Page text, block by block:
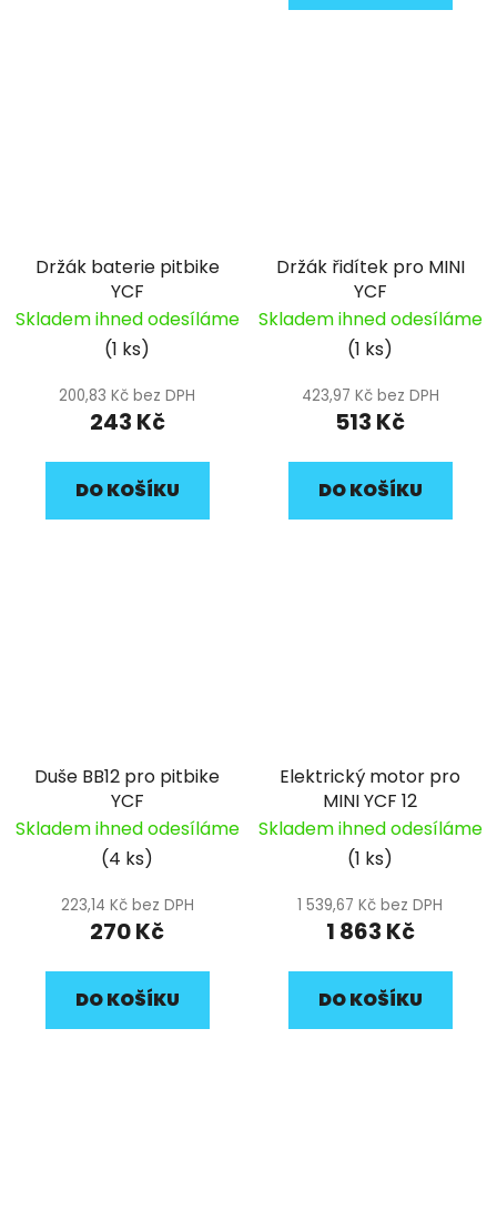
Držák baterie pitbike
YCF
Skladem ihned odesíláme
(1 ks)
200,83 Kč bez DPH
243 Kč
DO KOŠÍKU
Držák řidítek pro MINI
YCF
Skladem ihned odesíláme
(1 ks)
423,97 Kč bez DPH
513 Kč
DO KOŠÍKU
Duše BB12 pro pitbike
YCF
Skladem ihned odesíláme
(4 ks)
223,14 Kč bez DPH
270 Kč
DO KOŠÍKU
Elektrický motor pro
MINI YCF 12
Skladem ihned odesíláme
(1 ks)
1 539,67 Kč bez DPH
1 863 Kč
DO KOŠÍKU